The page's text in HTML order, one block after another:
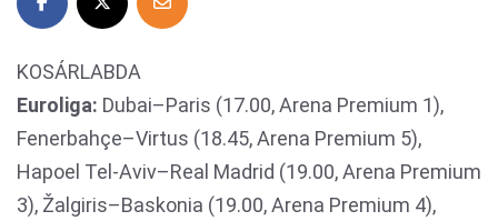
KOSÁRLABDA
Euroliga: Dubai–Paris (17.00, Arena Premium 1),
Fenerbahçe–Virtus (18.45, Arena Premium 5),
Hapoel Tel-Aviv–Real Madrid (19.00, Arena Premium
3), Žalgiris–Baskonia (19.00, Arena Premium 4),